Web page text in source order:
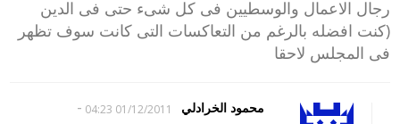
رجال الاعمال والوسطيين فى كل شىء حتى فى الدين
(كنت افضله بالرغم من التعاكسات التى كانت سوف تظهر
فى المجلس لاحقا
محمود الخرادلي 01/12/2011 04:23
-